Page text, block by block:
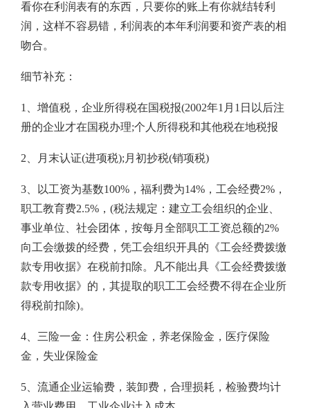
看你在利润表有的东西，只要你的账上有你就结转利
润，这样不容易错，利润表的本年利润要和资产表的相
吻合。
细节补充：
1、增值税，企业所得税在国税报(2002年1月1日以后注
册的企业才在国税办理;个人所得税和其他税在地税报
2、月末认证(进项税);月初抄税(销项税)
3、以工资为基数100%，福利费为14%，工会经费2%，
职工教育费2.5%，(税法规定：建立工会组织的企业、
事业单位、社会团体，按每月全部职工工资总额的2%
向工会缴拨的经费，凭工会组织开具的《工会经费拨缴
款专用收据》在税前扣除。凡不能出具《工会经费拨缴
款专用收据》的，其提取的职工工会经费不得在企业所
得税前扣除)。
4、三险一金：住房公积金，养老保险金，医疗保险
金，失业保险金
5、流通企业运输费，装卸费，合理损耗，检验费均计